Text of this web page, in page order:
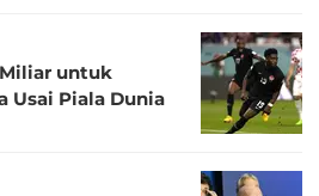
Miliar untuk
Usai Piala Dunia